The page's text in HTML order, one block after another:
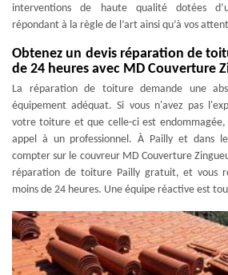
interventions de haute qualité dotées
répondant à la règle de l’art ainsi qu’à vos
Obtenez un devis réparation de
de 24 heures avec MD Couverture
La réparation de toiture demande une
équipement adéquat. Si vous n'avez pas
votre toiture et que celle-ci est
appel à un professionnel. À Pailly et dans
compter sur le couvreur MD Couverture
réparation de toiture Pailly gratuit, et vous
moins de 24 heures. Une équipe réactive est